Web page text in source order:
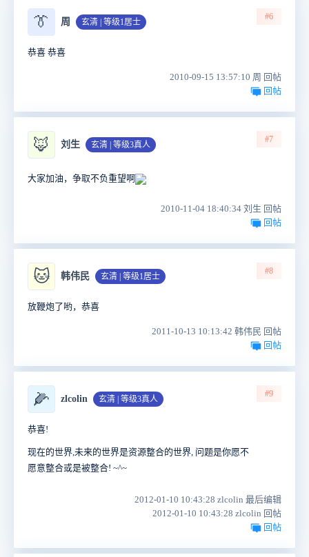
👔 周 玄清 | 等级1居士
#6
恭喜 恭喜
2010-09-15 13:57:10 周 回帖
回帖
🦊 刘生 玄清 | 等级3真人
#7
大家加油，争取不负重望啊
2010-11-04 18:40:34 刘生 回帖
回帖
🐱 韩伟民 玄清 | 等级1居士
#8
放鞭炮了哟，恭喜
2011-10-13 10:13:42 韩伟民 回帖
回帖
🌽 zlcolin 玄清 | 等级3真人
#9
恭喜!
现在的世界,未来的世界是资源整合的世界, 问题是你愿不
愿意整合或是被整合! ~^~
2012-01-10 10:43:28 zlcolin 最后编辑
2012-01-10 10:43:28 zlcolin 回帖
回帖